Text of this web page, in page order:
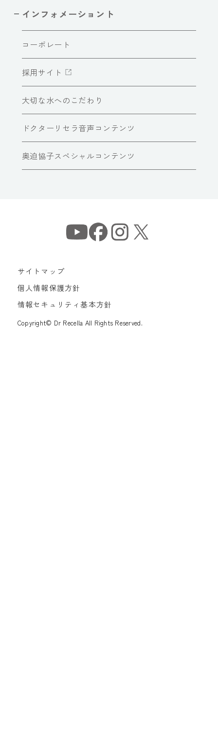
インフォメーショント
コーポレート
採用サイト
大切な水へのこだわり
ドクターリセラ音声コンテンツ
奥迫協子スペシャルコンテンツ
サイトマップ
個人情報保護方針
情報セキュリティ基本方針
Copyright© Dr Recella All Rights Reserved.